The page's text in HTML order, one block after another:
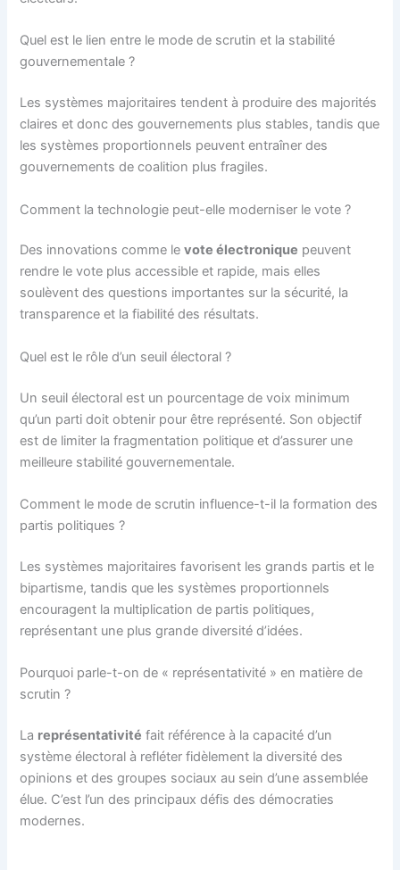
Quel est le lien entre le mode de scrutin et la stabilité
gouvernementale ?
Les systèmes majoritaires tendent à produire des majorités
claires et donc des gouvernements plus stables, tandis que
les systèmes proportionnels peuvent entraîner des
gouvernements de coalition plus fragiles.
Comment la technologie peut-elle moderniser le vote ?
Des innovations comme levote électronique peuvent
rendre le vote plus accessible et rapide, mais elles
soulèvent des questions importantes sur la sécurité, la
transparence et la fiabilité des résultats.
Quel est le rôle d’un seuil électoral ?
Un seuil électoral est un pourcentage de voix minimum
qu’un parti doit obtenir pour être représenté. Son objectif
est de limiter la fragmentation politique et d’assurer une
meilleure stabilité gouvernementale.
Comment le mode de scrutin influence-t-il la formation des
partis politiques ?
Les systèmes majoritaires favorisent les grands partis et le
bipartisme, tandis que les systèmes proportionnels
encouragent la multiplication de partis politiques,
représentant une plus grande diversité d’idées.
Pourquoi parle-t-on de « représentativité » en matière de
scrutin ?
La représentativité fait référence à la capacité d’un
système électoral à refléter fidèlement la diversité des
opinions et des groupes sociaux au sein d’une assemblée
élue. C’est l’un des principaux défis des démocraties
modernes.